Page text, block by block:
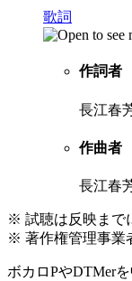
歌詞
作詞者
長江春
作曲者
長江春
※ 試聴は反映まで
※ 著作権管理事業
ボカロPやDTMer